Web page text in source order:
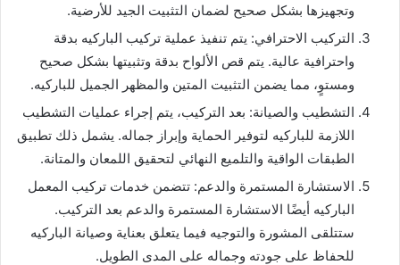
وتجهيزها بشكل صحيح لضمان التثبيت الجيد للأرضية.
التركيب الاحترافي: يتم تنفيذ عملية تركيب الباركيه بدقة
واحترافية عالية. يتم قص الألواح بدقة وتثبيتها بشكل صحيح
ومستوٍ، مما يضمن التثبيت المتين والمظهر الجميل للباركيه.
التشطيب والصيانة: بعد التركيب، يتم إجراء عمليات التشطيب
اللازمة للباركيه لتوفير الحماية وإبراز جماله. يشمل ذلك تطبيق
الطبقات الواقية والتلميع النهائي لتحقيق اللمعان والمتانة.
الاستشارة المستمرة والدعم: تتضمن خدمات تركيب المعمل
الباركيه أيضًا الاستشارة المستمرة والدعم بعد التركيب.
ستتلقى المشورة والتوجيه فيما يتعلق بعناية وصيانة الباركيه
للحفاظ على جودته وجماله على المدى الطويل.